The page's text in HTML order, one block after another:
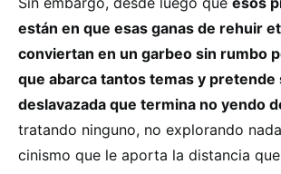
están en que esas ganas de rehuir
conviertan en un garbeo sin rumbo
que abarca tantos temas y pretende
deslavazada que termina no yendo
tratando ninguno, no explorando
cinismo que le aporta la distancia